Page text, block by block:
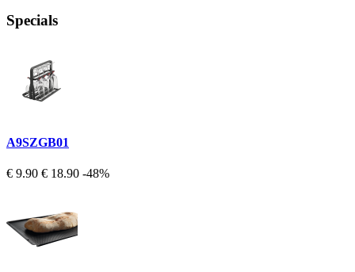
Specials
A9SZGB01
€ 9.90 € 18.90 -48%